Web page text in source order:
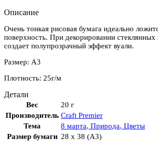
Описание
Очень тонкая рисовая бумага идеально
поверхность. При декорировании стеклянных
создает полупрозрачный эффект вуали.
Размер: А3
Плотность: 25г/м
Детали
Вес
20 г
Производитель Craft Premier
Тема
8 марта, Природа, Цветы
Размер бумаги 28 x 38 (A3)